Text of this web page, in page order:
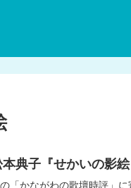
典子『せかいの影
「かながわの歌壇時評」